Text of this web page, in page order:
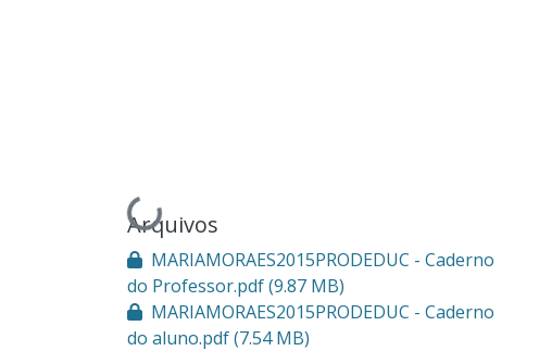
Carregando...Arquivos
MARIAMORAES2015PRODEDUC - Caderno
do Professor.pdf(9.87 MB)
MARIAMORAES2015PRODEDUC - Caderno
do aluno.pdf(7.54 MB)